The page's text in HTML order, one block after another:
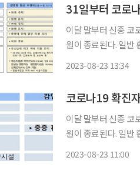
31일부터 코로
이달 말부터 신종 코
원이 종료된다. 일반
2023-08-23 13:34
코로나19 확진
이달 말부터 신종 코
원이 종료된다. 일반
2023-08-23 11:00